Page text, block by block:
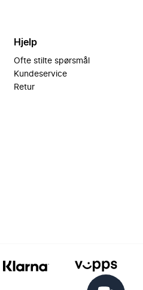
Hjelp
Ofte stilte spørsmål
Kundeservice
Retur